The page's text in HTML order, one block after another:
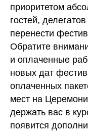
приоритетом
гостей,
перенести
Обратите
и оплаченные
новых дат
оплаченных
мест на
держать вас в
появится